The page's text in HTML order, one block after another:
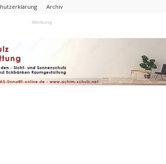
Archiv
- Werbung -